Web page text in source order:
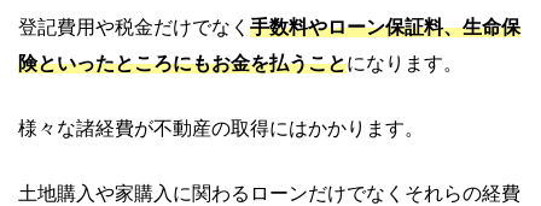
登記費用や税金だけでなく 手数料やローン保証料、生命保
険といったところにもお金を払うことになります。
様々な諸経費が不動産の取得にはかかります。
土地購入や家購入に関わるローンだけでなくそれらの経費